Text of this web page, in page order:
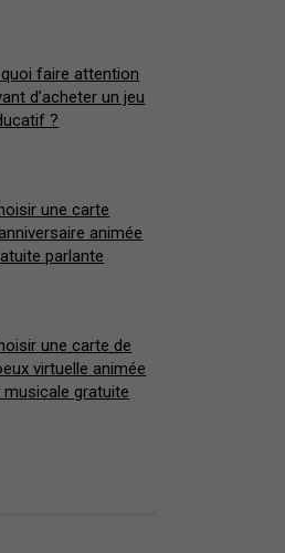
faire attention
d’acheter un jeu
?
une carte
animée
parlante
une carte de
virtuelle animée
musicale gratuite